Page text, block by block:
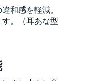
和感を軽減。
。（耳あな型